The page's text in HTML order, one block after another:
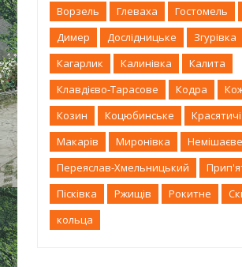
Ворзель
Глеваха Гостомель
Димер
Дослідницьке
Згурівка
Кагарлик
Калинівка
Калита
Клавдієво-Тарасове
Кодра
Козин
Коцюбинське
Красятичі
Макарів
Миронівка Немішаєве
Переяслав-Хмельницький
Пісківка
Ржищів Рокитне
кольца